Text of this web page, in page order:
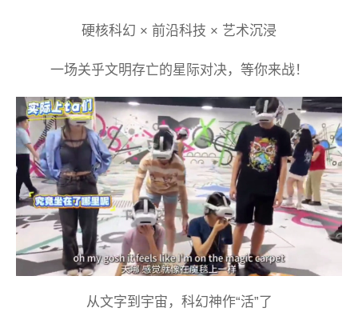
硬核科幻 × 前沿科技 × 艺术沉浸
一场关乎文明存亡的星际对决，等你来战！
从文字到宇宙，科幻神作“活”了